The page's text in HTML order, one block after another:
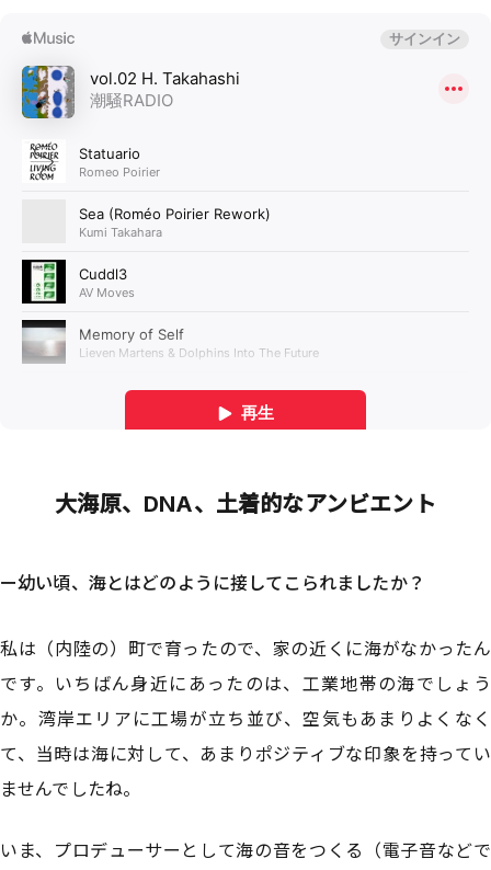
大海原、DNA、土着的なアンビエント
ー幼い頃、海とはどのように接してこられましたか？
私は（内陸の）町で育ったので、家の近くに海がなかったん
です。いちばん身近にあったのは、工業地帯の海でしょう
か。湾岸エリアに工場が立ち並び、空気もあまりよくなく
て、当時は海に対して、あまりポジティブな印象を持ってい
ませんでしたね。
いま、プロデューサーとして海の音をつくる（電子音などで